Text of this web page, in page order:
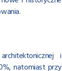
i
natomiast przy